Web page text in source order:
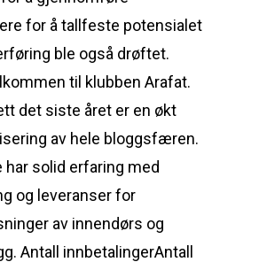
for å tallfeste potensialet
ble også drøftet.
til klubben Arafat.
det siste året er en økt
av hele bloggsfæren.
har solid erfaring med
og leveranser for
av innendørs og
Antall innbetalingerAntall